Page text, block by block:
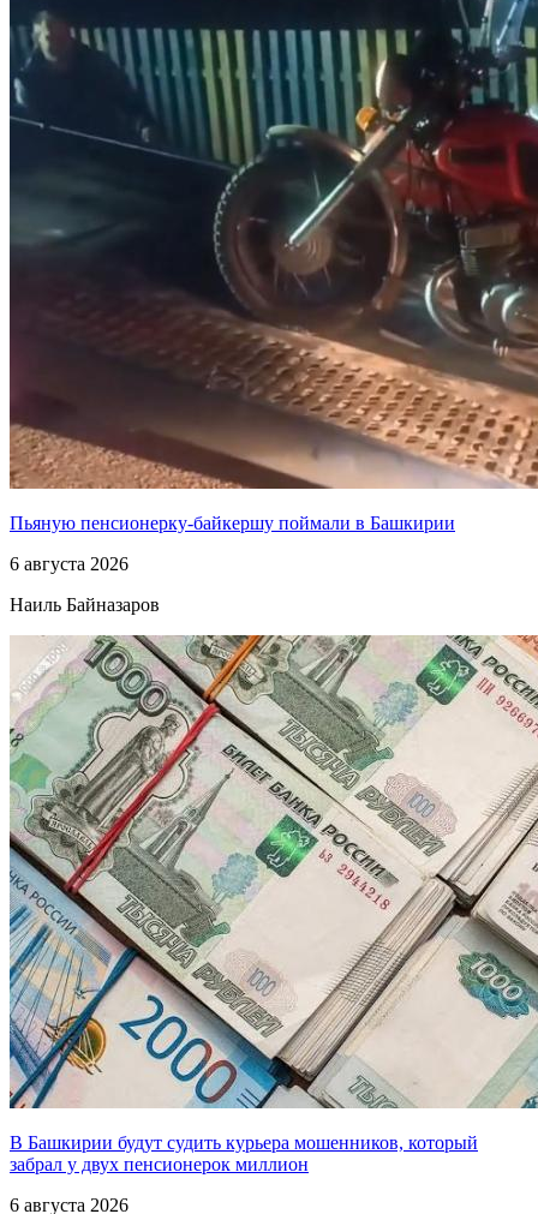
Пьяную пенсионерку-байкершу поймали в Башкирии
6 августа 2026
Наиль Байназаров
В Башкирии будут судить курьера мошенников, который
забрал у двух пенсионерок миллион
6 августа 2026